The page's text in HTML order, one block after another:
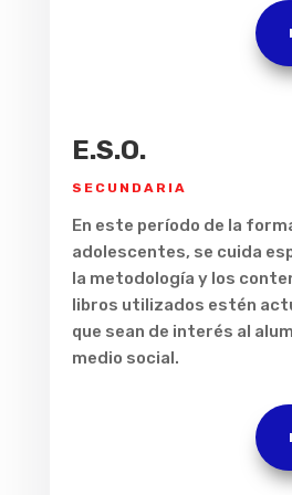
E.S.O.
SECUNDARIA
En este período de la
adolescentes, se cuida
la metodología y los
libros utilizados estén
que sean de interés al
medio social.